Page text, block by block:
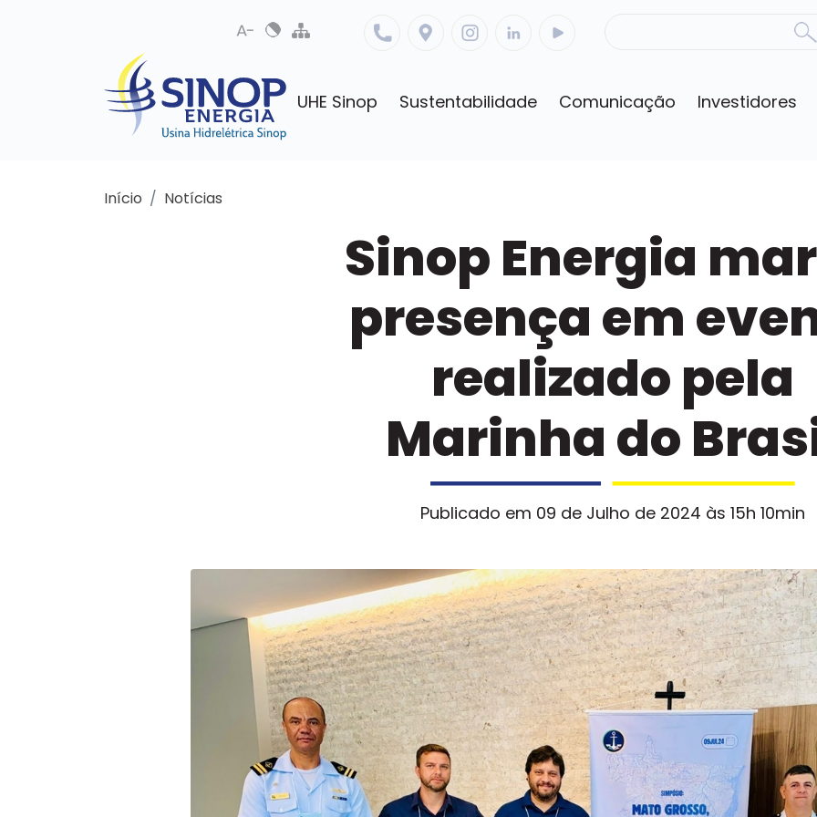
UHE Sinop Sustentabilidade Comunicação Investidores
Início Notícias
Sinop Energia
presença em
realizado pela
Marinha do
Publicado em 09 de Julho de 2024 às 15h 10min